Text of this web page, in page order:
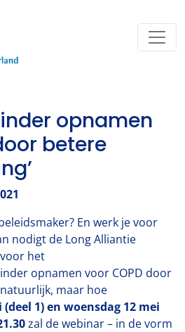
opnamen
betere
En werk je voor
nodigt de Long Alliantie
het
opnamen voor COPD door
maar hoe
1) en woensdag 12 mei
zal de webinar – in de vorm